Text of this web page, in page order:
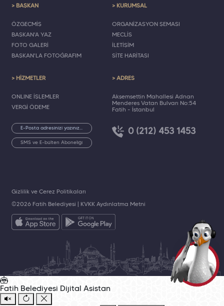
> BAŞKAN
ÖZGEÇMİŞ
BAŞKAN'A YAZ
FOTO GALERİ
BAŞKAN'LA FOTOĞRAFIM
> KURUMSAL
ORGANİZASYON ŞEMASI
MECLİS
İLETİŞİM
SİTE HARİTASI
> HİZMETLER
ONLINE İŞLEMLER
VERGİ ÖDEME
SMS ve E-bülten Aboneliği
> ADRES
Akşemsettin Mahallesi Adnan
Menderes Vatan Bulvarı No:54
Fatih - İstanbul
0 (212) 453 1453
©2026 Fatih Belediyesi | KVKK Aydınlatma Metni
Gizlilik ve Çerez Politikaları
Fatih Belediyesi Dijital Asistan